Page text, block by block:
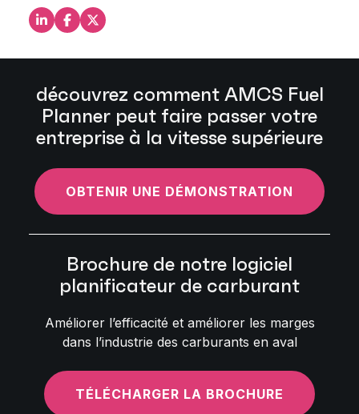
Partagez ceci sur LinkedIn
Partagez ceci sur Facebook
Partagez ceci sur X
découvrez comment AMCS Fuel
Planner peut faire passer votre
entreprise à la vitesse supérieure
OBTENIR UNE DÉMONSTRATION
Brochure de notre logiciel
planificateur de carburant
Améliorer l’efficacité et améliorer les marges
dans l’industrie des carburants en aval
TÉLÉCHARGER LA BROCHURE